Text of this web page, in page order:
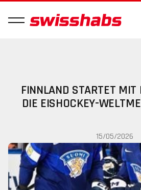
FINNLAND STARTET MIT
DIE EISHOCKEY-
15/05/2026